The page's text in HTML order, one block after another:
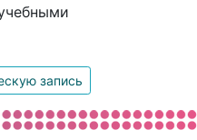
запись